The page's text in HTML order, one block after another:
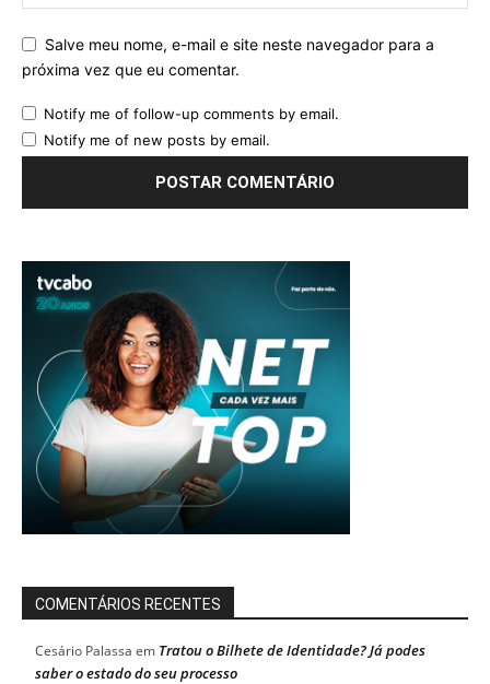
Salve meu nome, e-mail e site neste navegador para a
próxima vez que eu comentar.
Notify me of follow-up comments by email.
Notify me of new posts by email.
COMENTÁRIOS RECENTES
Cesário Palassa em Tratou o Bilhete de Identidade? Já podes
saber o estado do seu processo